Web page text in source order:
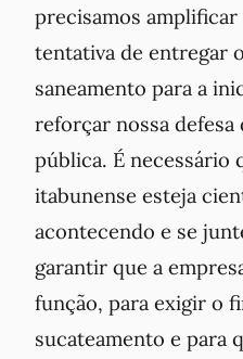
precisamos amplificar
tentativa de entregar
saneamento para a
reforçar nossa defesa
pública. É necessário
itabunense esteja
acontecendo e se
garantir que a
função, para exigir o
sucateamento e para